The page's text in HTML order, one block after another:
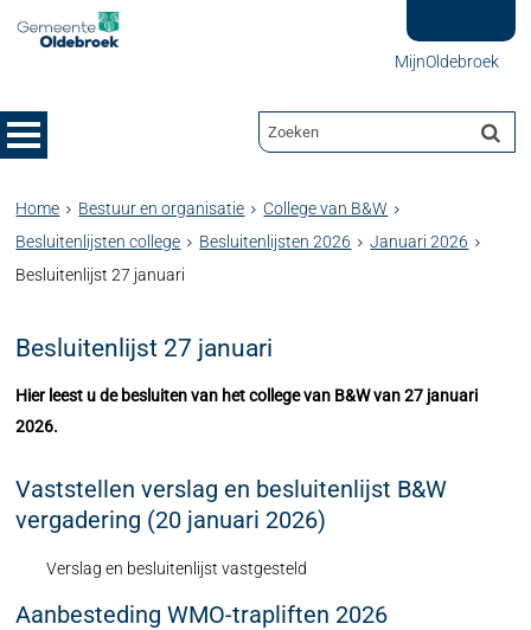
MijnOldebroek
Home Bestuur en organisatie
College van B&W
Besluitenlijsten college
Besluitenlijsten 2026
Januari 2026
Besluitenlijst 27 januari
Besluitenlijst 27 januari
Hier leest u de besluiten van het college van B&W van 27 januari
2026.
Vaststellen verslag en besluitenlijst B&W
vergadering (20 januari 2026)
Verslag en besluitenlijst vastgesteld
Aanbesteding WMO-trapliften 2026